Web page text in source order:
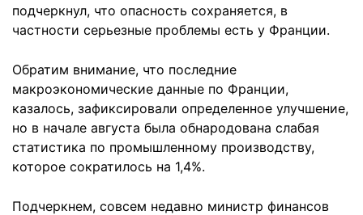
подчеркнул, что опасность сохраняется, в
частности серьезные проблемы есть у Франции.
Обратим внимание, что последние
макроэкономические данные по Франции,
казалось, зафиксировали определенное улучшение,
но в начале августа была обнародована слабая
статистика по промышленному производству,
которое сократилось на 1,4%.
Подчеркнем, совсем недавно министр финансов